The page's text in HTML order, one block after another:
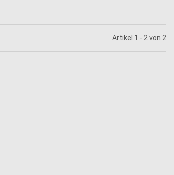
Artikel 1 - 2 von 2